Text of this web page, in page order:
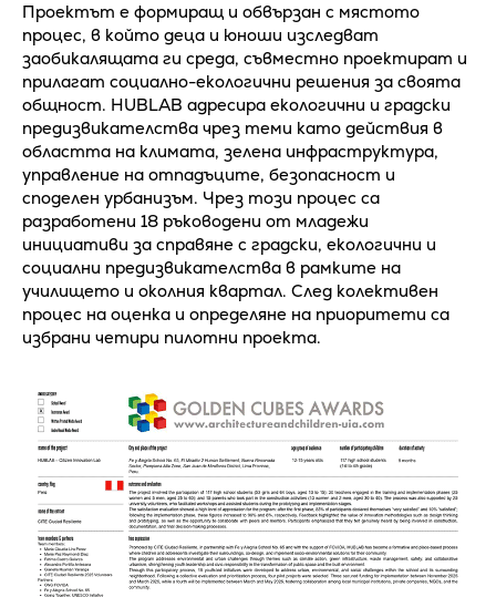
Проектът е формиращ и обвързан с мястото
процес, в който деца и юноши изследват
заобикалящата ги среда, съвместно проектират и
прилагат социално-екологични решения за своята
общност. HUBLAB адресира екологични и градски
предизвикателства чрез теми като действия в
областта на климата, зелена инфраструктура,
управление на отпадъците, безопасност и
споделен урбанизъм. Чрез този процес са
разработени 18 ръководени от младежи
инициативи за справяне с градски, екологични и
социални предизвикателства в рамките на
училището и околния квартал. След колективен
процес на оценка и определяне на приоритети са
избрани четири пилотни проекта.